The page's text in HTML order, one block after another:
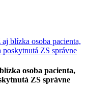
blízka osoba pacienta,
poskytnutá ZS správne
osoba pacienta,
ZS správne